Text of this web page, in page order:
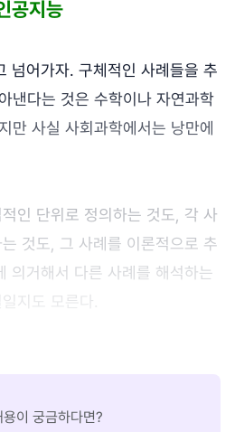
공지능
넘어가자. 구체적인 사례들을 추
낸다는 것은 수학이나 자연과학
만 사실 사회과학에서는 낭만에
인 단위로 정의하는 것도, 각 사
것도, 그 사례를 이론적으로 추
의거해서 다른 사례를 해석하는
지도 모른다.
용이 궁금하다면?